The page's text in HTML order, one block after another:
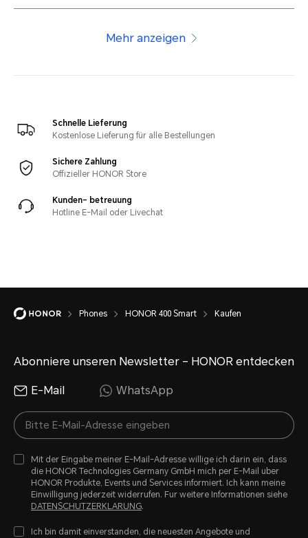
Mehr anzeigen
Schnelle Lieferung
Kostenlose Lieferung für alle Bestellungen
Sichere Zahlung
Offizieller HONOR Store
Kunden- betreuung
Hotline E-Mail oder Livechat
Phones HONOR 400 Smart Kaufen
Abonniere unseren Newsletter – HONOR entdecken
E-Mail WhatsApp
Mit der Eingabe meiner E-Mail-Adresse willige ich darin ein, dass
die HONOR Technologies Germany GmbH mich per E-Mail uber
HONOR Produkte, Events und Services informiert. Ich kann meine
Einwilligung jederzeit widerrufen. Fur weitere Informationen siehe
DATENSCHUTZERKLARUNG.
Ich bin damit einverstanden, die neuesten Angebote und